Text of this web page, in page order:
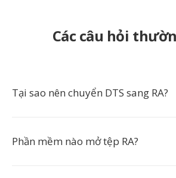
Các câu hỏi
Tại sao nên chuyển DTS sang RA?
Phần mềm nào mở tệp RA?